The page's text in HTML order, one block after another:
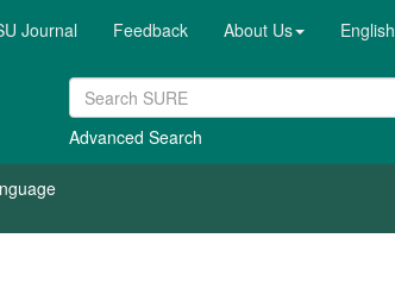
Journal Feedback About Us English
Advanced Search